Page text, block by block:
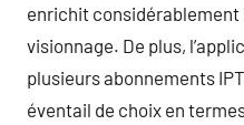
enrichit considérablement
visionnage. De plus,
plusieurs abonnements
éventail de choix en